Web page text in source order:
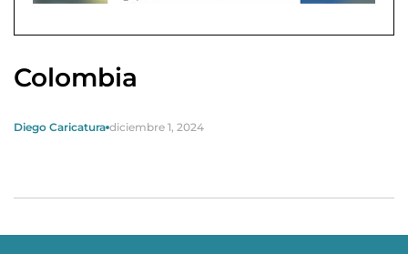
Colombia
Diego Caricatura diciembre 1, 2024